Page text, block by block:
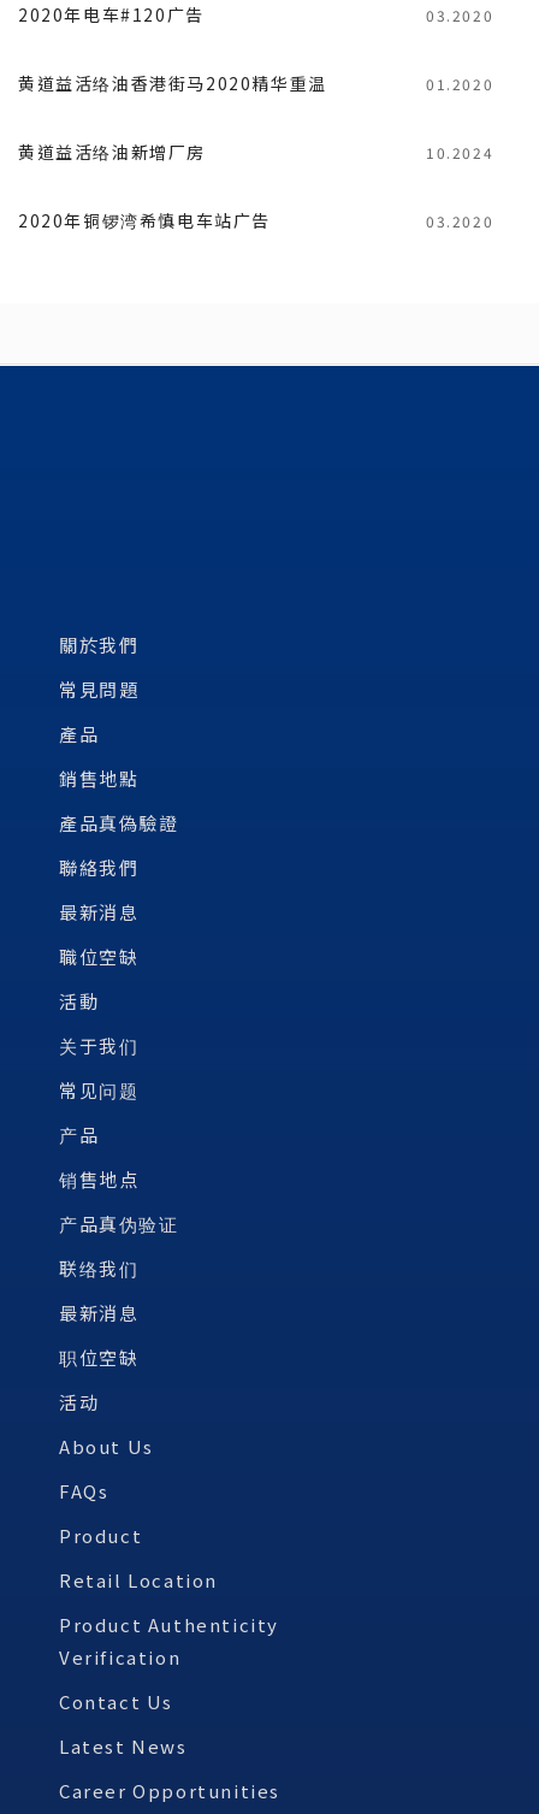
2020年电车#120广告 03.2020
黄道益活络油香港街马2020精华重温 01.2020
黄道益活络油新增厂房 10.2024
2020年铜锣湾希慎电车站广告 03.2020
關於我們
常見問題
產品
銷售地點
產品真偽驗證
聯絡我們
最新消息
職位空缺
活動
关于我们
常见问题
产品
销售地点
产品真伪验证
联络我们
最新消息
职位空缺
活动
About Us
FAQs
Product
Retail Location
Product Authenticity
Verification
Contact Us
Latest News
Career Opportunities